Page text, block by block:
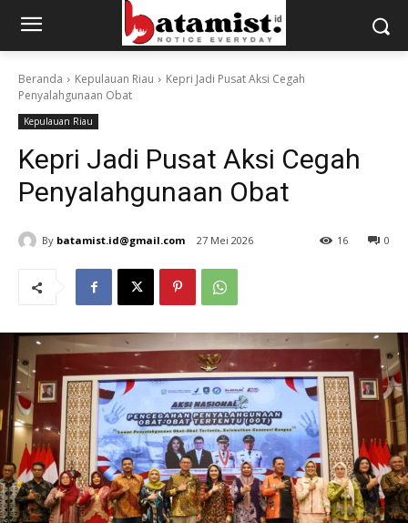
Beranda Kepulauan Riau
Kepri Jadi Pusat Aksi Cegah
Penyalahgunaan Obat
Kepulauan Riau
Kepri Jadi Pusat Aksi Cegah
Penyalahgunaan Obat
By batamist.id@gmail.com 27 Mei 2026 0
16